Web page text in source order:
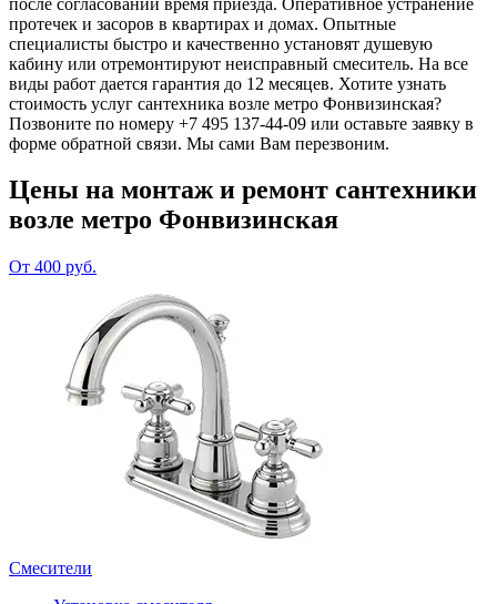
протечек и засоров в квартирах и домах. Опытные
специалисты быстро и качественно установят душевую
кабину или отремонтируют неисправный смеситель. На все
виды работ дается гарантия до 12 месяцев. Хотите узнать
стоимость услуг сантехника возле метро Фонвизинская?
Позвоните по номеру +7 495 137-44-09 или оставьте заявку в
форме обратной связи. Мы сами Вам перезвоним.
Цены на монтаж и ремонт сантехники
возле метро Фонвизинская
От 400 руб.
Смесители